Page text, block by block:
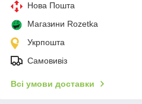
Нова Пошта
Магазини Rozetka
Укрпошта
Самовивіз
Всі умови доставки